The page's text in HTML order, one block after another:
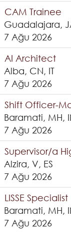
CAM Trainee
Guadalajara,
7 Ağu 2026
AI Architect
Alba, CN, IT
7 Ağu 2026
Shift Officer-
Baramati, MH,
7 Ağu 2026
Supervisor/a
Alzira, V, ES
7 Ağu 2026
LISSE Specialist
Baramati, MH,
7 Ağu 2026